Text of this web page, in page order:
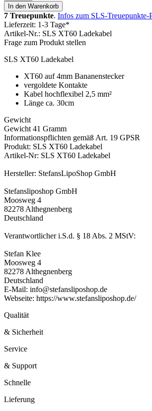
7 Treuepunkte. Infos zum SLS-Treuepunkte-
Lieferzeit: 1-3 Tage*
Artikel-Nr.: SLS XT60 Ladekabel
Frage zum Produkt stellen
SLS XT60 Ladekabel
XT60 auf 4mm Bananenstecker
vergoldete Kontakte
Kabel hochflexibel 2,5 mm²
Länge ca. 30cm
Gewicht
Gewicht 41 Gramm
Informationspflichten gemäß Art. 19 GPSR
Produkt: SLS XT60 Ladekabel
Artikel-Nr: SLS XT60 Ladekabel
Hersteller: StefansLipoShop GmbH
Stefansliposhop GmbH
Moosweg 4
82278 Althegnenberg
Deutschland
Verantwortlicher i.S.d. § 18 Abs. 2 MStV:
Stefan Klee
Moosweg 4
82278 Althegnenberg
Deutschland
E-Mail: info@stefansliposhop.de
Webseite: https://www.stefansliposhop.de/
Qualität
& Sicherheit
Service
& Support
Schnelle
Lieferung